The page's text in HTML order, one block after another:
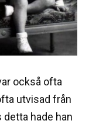
också ofta
utvisad från
hade han